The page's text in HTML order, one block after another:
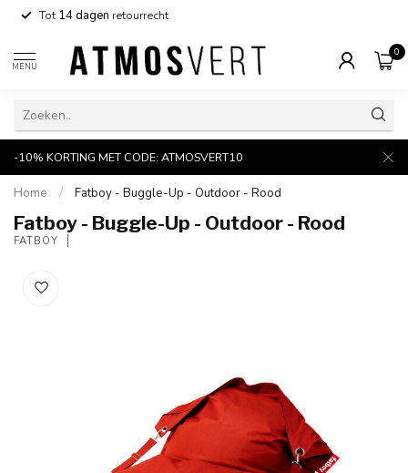
Tot14 dagen retourrecht
MENU
0
-10% KORTING MET CODE: ATMOSVERT10
Home / Fatboy - Buggle-Up - Outdoor - Rood
Fatboy - Buggle-Up - Outdoor - Rood
FATBOY